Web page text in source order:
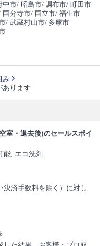
中市/ 昭島市/ 調布市/ 町田市
国分寺市/ 国立市/ 福生市
/ 武蔵村山市/ 多摩市
み
あります
室・退去後)のセールスポイ
能, エコ洗剤
決済手数料を除く）に対し